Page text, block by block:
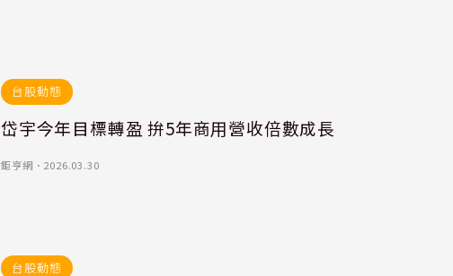
台股動態
岱宇今年目標轉盈 拚5年商用營收倍數成長
鉅亨網 ． 2026.03.30
台股動態